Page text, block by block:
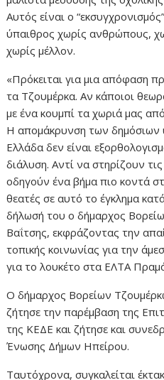
Αυτός είναι ο
ύπαιθρος χωρίς ανθρώπους,
χωρίς μέλλον.
«Πρόκειται για μια απόφαση
τα Τζουμέρκα. Αν κάποιοι
με ένα κουμπί τα χωριά μας
Η απομάκρυνση των δημόσιων
Ελλάδα δεν είναι
διάλυση. Αντί να στηρίζουν
οδηγούν ένα βήμα πιο κοντά
θεατές σε αυτό το έγκλημα
δήλωσή του ο δήμαρχος
Βαΐτσης, εκφράζοντας την
τοπικής κοινωνίας για την
για το λουκέτο στα ΕΛΤΑ
Ο δήμαρχος Βορείων
ζήτησε την παρέμβαση της
της ΚΕΔΕ και ζήτησε και
Ένωσης Δήμων Ηπείρου.
Ταυτόχρονα, συγκαλείται